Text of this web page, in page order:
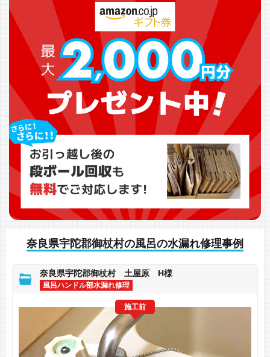
奈良県宇陀郡御杖村の風呂の水漏れ修理事例
奈良県宇陀郡御杖村 土屋原 H様
風呂ハンドル部水漏れ修理
施工前